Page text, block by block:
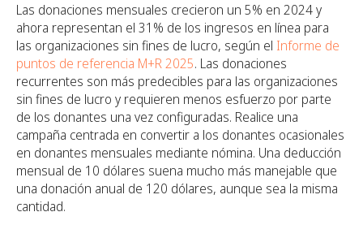
Las donaciones mensuales crecieron un 5% en 2024 y
ahora representan el 31% de los ingresos en línea para
las organizaciones sin fines de lucro, según el Informe de
puntos de referencia M+R 2025. Las donaciones
recurrentes son más predecibles para las organizaciones
sin fines de lucro y requieren menos esfuerzo por parte
de los donantes una vez configuradas. Realice una
campaña centrada en convertir a los donantes ocasionales
en donantes mensuales mediante nómina. Una deducción
mensual de 10 dólares suena mucho más manejable que
una donación anual de 120 dólares, aunque sea la misma
cantidad.